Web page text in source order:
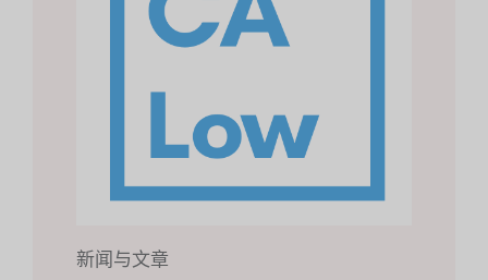
新闻与文章